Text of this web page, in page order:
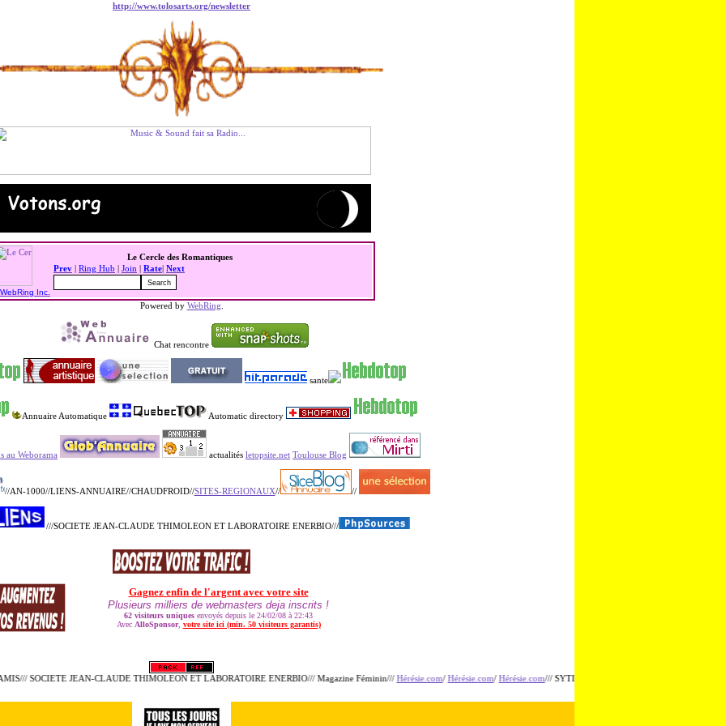
http://www.tolosarts.org/newsletter
WebRing Inc.
Le Cercle des Romantiques
Prev
Ring Hub Join Rate Next
Powered by WebRing.
Chat rencontre
sante
Annuaire Automatique Automatic directory
au Weborama actualités letopsite.net Toulouse Blog
//AN-1000//LIENS-ANNUAIRE//CHAUDFROID//SITES-REGIONAUX// //
///SOCIETE JEAN-CLAUDE THIMOLEON ET LABORATOIRE ENERBIO///
JEAN-CLAUDE THIMOLEON ET LABORATOIRE ENERBIO/// Magazine Féminin///Hérésie.com/Hérésie.com/Hérésie.com/// SYTI.net/ SYTI.net/ SYTI.net/